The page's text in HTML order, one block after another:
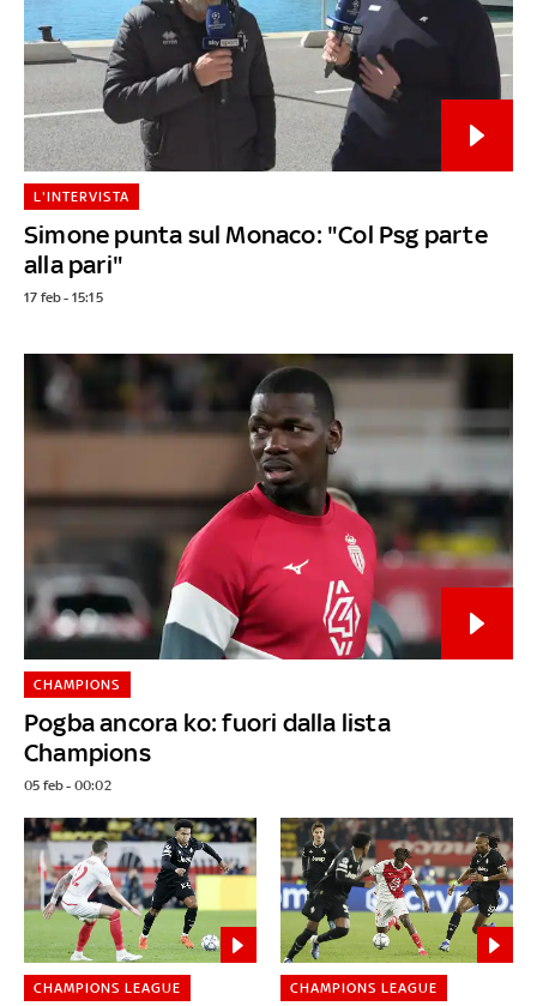
Simone punta sul Monaco: "Col Psg parte
alla pari"
L'INTERVISTA
17 feb - 15:15
Pogba ancora ko: fuori dalla lista
Champions
CHAMPIONS
05 feb - 00:02
CHAMPIONS LEAGUE CHAMPIONS LEAGUE